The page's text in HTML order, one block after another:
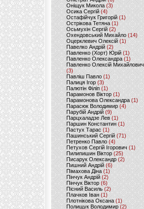
Оніщук Микола (3)
Осика Сергій(4)
Остафійчук Григорій(1)
Острікова Тетяна (1)
Осьмухін Сергій (2)
Охендовський Михайло (14)
Оцерклевич Олексій (1)
Павелко Андрій (2)
Павленко (Хорт) Юрій (1)
Павленко Олександра (1)
Павленко Олексій Михайлович
(3)
Павліш Павло(1)
Палиця Ігор (3)
Палютін Філіп(1)
Парамонов Віктор (1)
Парамонова Олександра(1)
Парасюк Володимир(4)
Парубій Андрій (9)
Парцхаладзе Лев (1)
Паршин Константин(1)
Пастух Тарас (1)
Пашинський Сергій (71)
Петренко Павло (4)
Петухов Сергій Ігорович (1)
Пилипишин Віктор(25)
Писарук Олександр(2)
Пишний Андрій (6)
Пімахова Діна(1)
Пінчук Андрій(2)
Пінчук Віктор (6)
Пісний Василь (2)
Плачков Іван(1)
Плотнікова Оксана (1)
Полищук Володимир(2)